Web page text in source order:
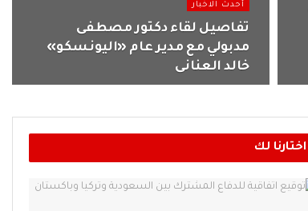
أحدث الاخبار
تفاصيل لقاء دكتور مصطفى
مدبولي مع مدير عام «اليونسكو»
خالد العنانى
اختارنا لك